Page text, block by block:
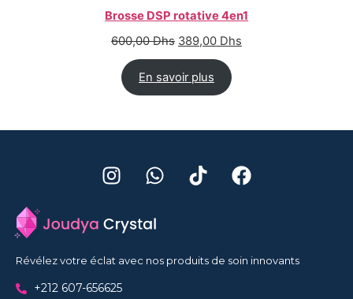
Brosse DSP rotative 4en1
600,00Dhs 389,00 Dhs
En savoir plus
Révélez votre éclat avec nos produits de soin innovants
+212 607-656625